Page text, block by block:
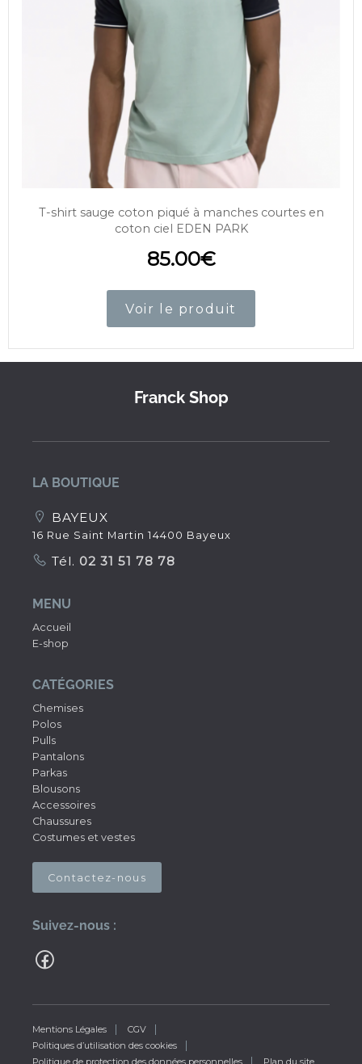
T-shirt sauge coton piqué à manches courtes en
coton ciel EDEN PARK
85.00€
Voir le produit
Franck Shop
LA BOUTIQUE
BAYEUX
16 Rue Saint Martin 14400 Bayeux
Tél. 02 31 51 78 78
MENU
Accueil
E-shop
CATÉGORIES
Chemises
Polos
Pulls
Pantalons
Parkas
Blousons
Accessoires
Chaussures
Costumes et vestes
Contactez-nous
Suivez-nous :
Mentions Légales
CGV
Politiques d’utilisation des cookies
Politique de protection des données personnelles
Plan du site